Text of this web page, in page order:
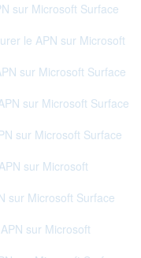
sur Microsoft Surface
le APN sur Microsoft
sur Microsoft Surface
sur Microsoft Surface
sur Microsoft Surface
sur Microsoft
sur Microsoft Surface
sur Microsoft